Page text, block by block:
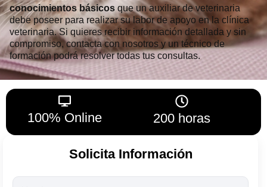
100% Online 200 horas
Solicita Información
Todos